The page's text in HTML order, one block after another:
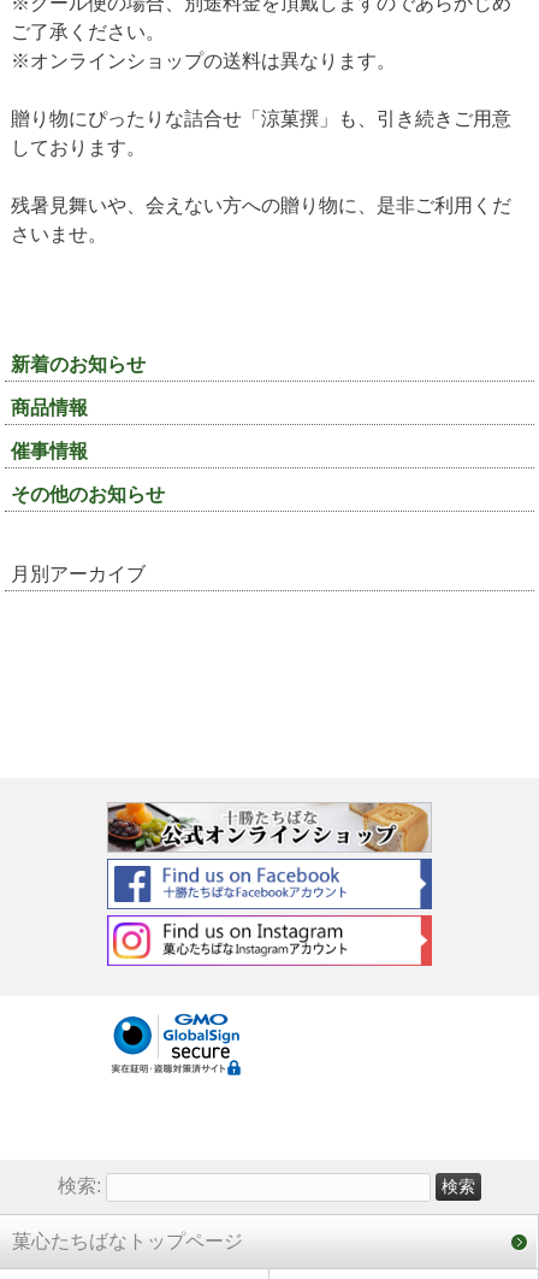
ご了承ください。
※オンラインショップの送料は異なります。
贈り物にぴったりな詰合せ「涼菓撰」も、引き続きご用意
しております。
残暑見舞いや、会えない方への贈り物に、是非ご利用くだ
さいませ。
新着のお知らせ
商品情報
催事情報
その他のお知らせ
月別アーカイブ
検索:
菓心たちばなトップページ